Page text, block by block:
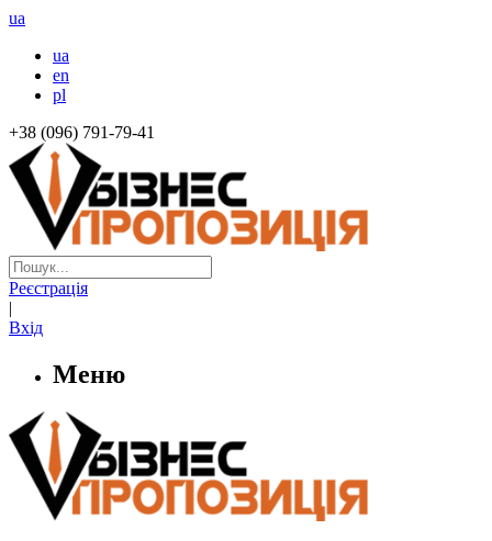
ua
ua
en
pl
+38 (096) 791-79-41
Реєстрація
|
Вхід
Меню